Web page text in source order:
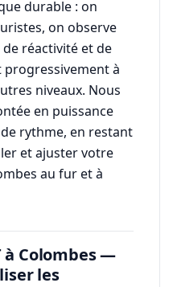
durable : on
on observe
réactivité et de
à
niveaux. Nous
en puissance
rythme, en restant
et ajuster votre
au fur et à
à Colombes —
les